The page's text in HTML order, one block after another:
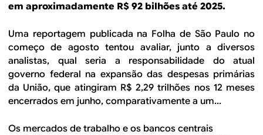
em aproximadamente R$ 92 bilhões até 2025.
Uma reportagem publicada na Folha de São Paulo no
começo de agosto tentou avaliar, junto a diversos
analistas, qual seria a responsabilidade do atual
governo federal na expansão das despesas primárias
da União, que atingiram R$ 2,29 trilhões nos 12 meses
encerrados em junho, comparativamente a um...
Os mercados de trabalho e os bancos centrais